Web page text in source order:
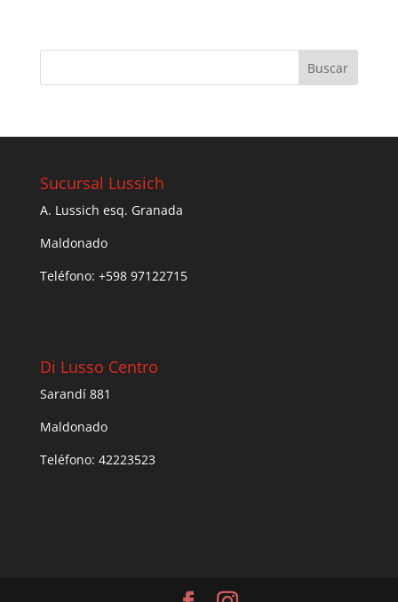
Sucursal Lussich
A. Lussich esq. Granada
Maldonado
Teléfono: +598 97122715
Di Lusso Centro
Sarandí 881
Maldonado
Teléfono: 42223523